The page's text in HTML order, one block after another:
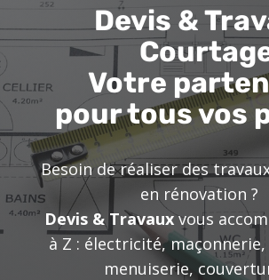
Devis &
Votre
pour tous vos
Besoin de réaliser des
en rénovation ?
Devis & Travaux vous
à Z : électricité,
menuiserie,